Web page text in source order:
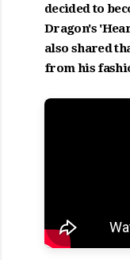
decided to
Dragon's
also shared
from his